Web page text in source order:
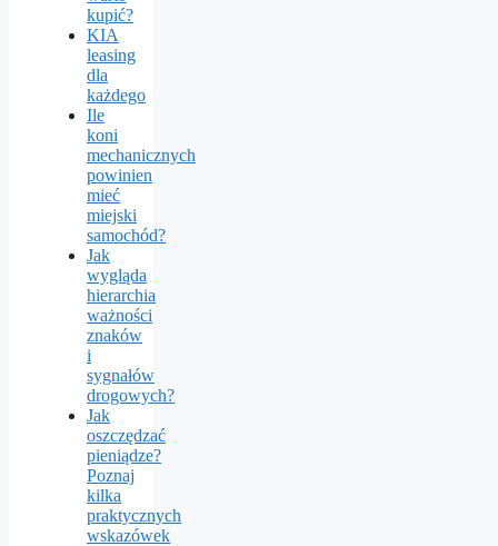
kupić?
KIA
leasing
dla
każdego
Ile
koni
mechanicznych
powinien
mieć
miejski
samochód?
Jak
wygląda
hierarchia
ważności
znaków
i
sygnałów
drogowych?
Jak
oszczędzać
pieniądze?
Poznaj
kilka
praktycznych
wskazówek